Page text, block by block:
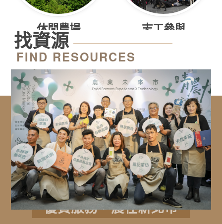
休閒農場 志工參與
找資源
優質服務，農在新北市